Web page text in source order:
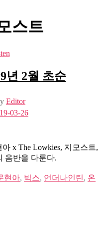
스트
년 2월 초순
Editor
03-26
x The Lowkies, 지모스트,
음반을 다룬다.
현아, 빅스, 언더나인틴, 온